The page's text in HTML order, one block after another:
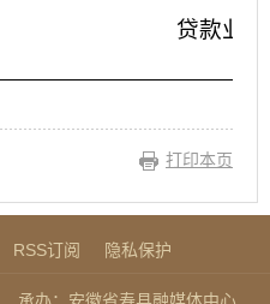
贷款业
打印本页
RSS订阅 隐私保护